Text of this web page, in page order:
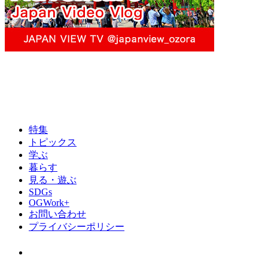
特集
トピックス
学ぶ
暮らす
見る・遊ぶ
SDGs
OGWork+
お問い合わせ
プライバシーポリシー